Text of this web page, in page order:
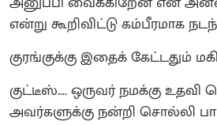
என்று கூறிவிட்டு கம்பீரமாக
குரங்குக்கு இதைக் கேட்டதும்
குட்டீஸ்.... ஒருவர் நமக்கு உதவி
அவர்களுக்கு நன்றி சொல்லி